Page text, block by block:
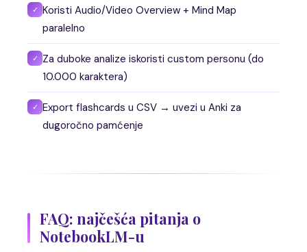
✓ Koristi Audio/Video Overview + Mind Map
paralelno
✓
Za duboke analize iskoristi custom personu (do
10.000 karaktera)
✓ Export flashcards u CSV → uvezi u Anki za
dugoročno pamćenje
FAQ: najčešća pitanja o
NotebookLM-u